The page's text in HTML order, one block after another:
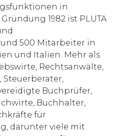
in
1982 ist PLUTA
500 Mitarbeiter in
und Italien. Mehr als
Rechtsanwälte,
Buchprüfer,
Buchhalter,
für
darunter viele mit